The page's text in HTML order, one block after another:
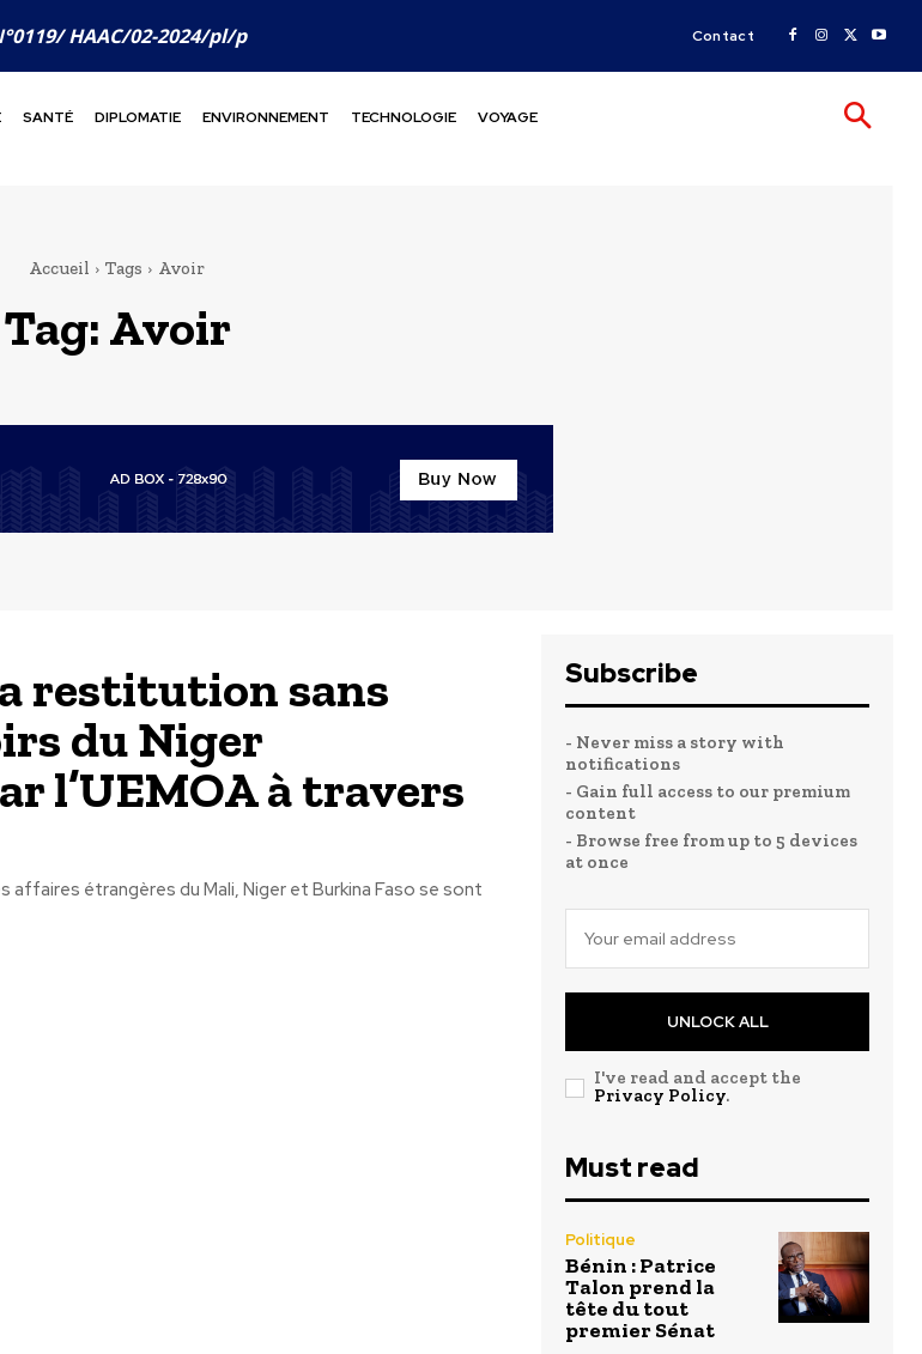
HAAC/02-2024/pl/p Contact
SANTÉ DIPLOMATIE ENVIRONNEMENT TECHNOLOGIE VOYAGE
Accueil Tags Avoir
Tag:Avoir
restitution sans
du Niger
l’UEMOA à travers
affaires étrangères du Mali, Niger et Burkina Faso se sont
Subscribe
- Never miss a story with
notifications
- Gain full access to our premium
content
- Browse free from up to 5 devices
at once
UNLOCK ALL
I've read and accept the
Privacy Policy.
Must read
Politique
Bénin : Patrice
Talon prend la
tête du tout
premier Sénat